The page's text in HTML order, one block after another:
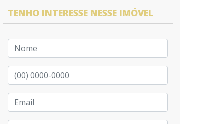
TENHO INTERESSE NESSE IMÓVEL